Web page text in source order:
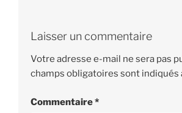
Laisser un commentaire
Votre adresse e-mail ne sera pas
champs obligatoires sont indiqués
Commentaire*